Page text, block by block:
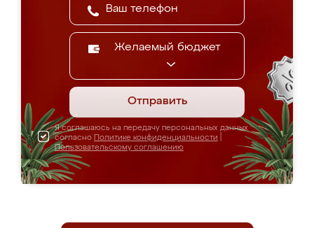
Желаемый бюджет
Отправить
Я соглашаюсь на передачу персональных данных
согласно Политике конфиденциальности
Пользовательскому соглашению